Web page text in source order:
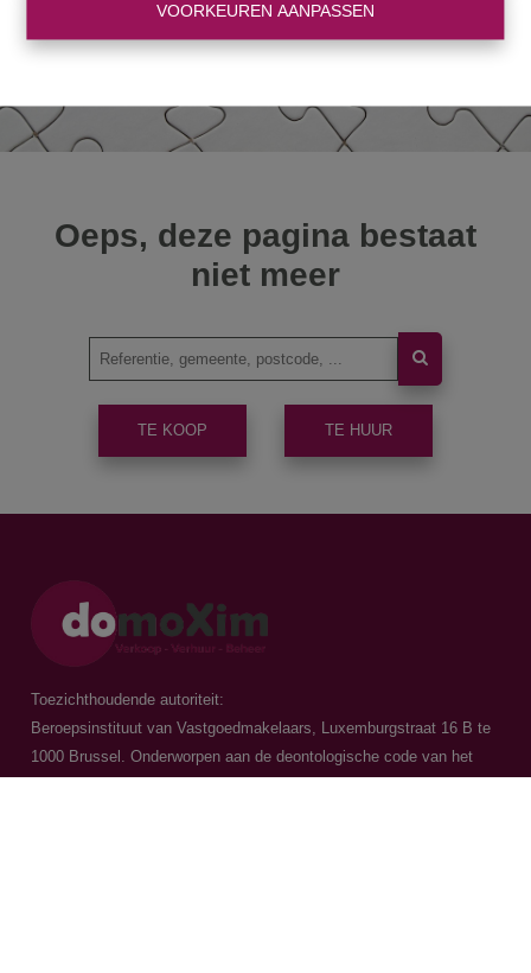
VOORKEUREN AANPASSEN
Oeps, deze pagina bestaat
niet meer
TE KOOP TE HUUR
Toezichthoudende autoriteit:
Beroepsinstituut van Vastgoedmakelaars, Luxemburgstraat 16 B te
1000 Brussel. Onderworpen aan de deontologische code van het